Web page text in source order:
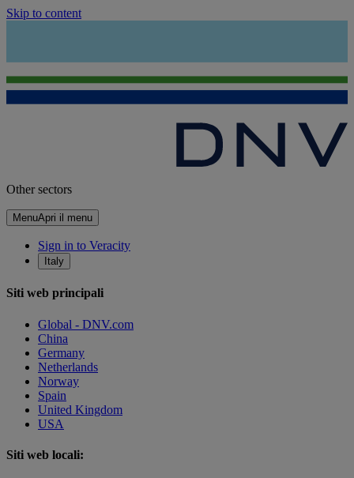
Skip to content
Other sectors
MenuApri il menu
Sign in to Veracity
Italy
Siti web principali
Global - DNV.com
China
Germany
Netherlands
Norway
Spain
United Kingdom
USA
Siti web locali: